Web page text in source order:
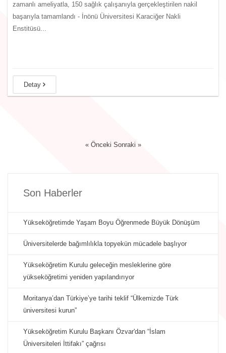
zamanlı ameliyatla, 150 sağlık çalışanıyla gerçekleştirilen nakil
başarıyla tamamlandı - İnönü Üniversitesi Karaciğer Nakli
Enstitüsü...
Detay
« Önceki Sonraki »
Son Haberler
Yükseköğretimde Yaşam Boyu Öğrenmede Büyük Dönüşüm
Üniversitelerde bağımlılıkla topyekün mücadele başlıyor
Yükseköğretim Kurulu geleceğin mesleklerine göre
yükseköğretimi yeniden yapılandırıyor
Moritanya’dan Türkiye’ye tarihi teklif “Ülkemizde Türk
üniversitesi kurun”
Yükseköğretim Kurulu Başkanı Özvar'dan “İslam
Üniversiteleri İttifakı” çağrısı